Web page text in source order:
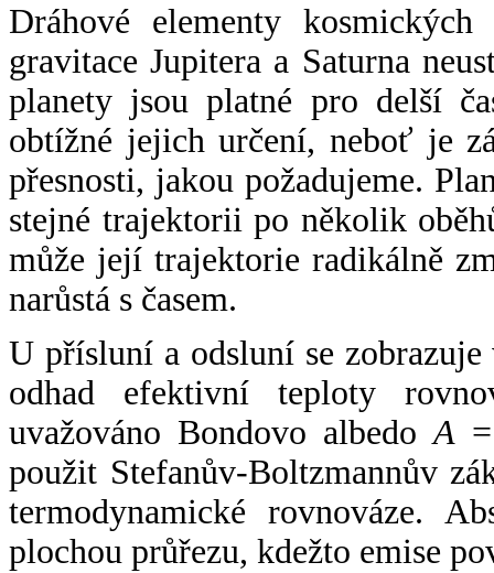
Dráhové elementy
gravitace Jupitera a Saturna
planety jsou platné pro delší
obtížné jejich určení, neboť je
přesnosti, jakou požadujeme.
stejné trajektorii po několik
může její trajektorie radikálně
narůstá s časem.
U přísluní a odsluní se
odhad efektivní teploty
uvažováno Bondovo albedoA
použit Stefanův-Boltzmannův
termodynamické rovnováze.
plochou průřezu, kdežto emise